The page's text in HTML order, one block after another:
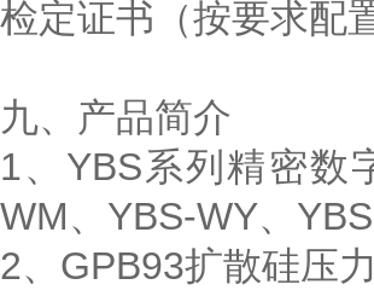
检定证书（按要
九、产品简介
1、YBS系列精密数
WM、YBS-WY、
2、GPB93扩散硅压力